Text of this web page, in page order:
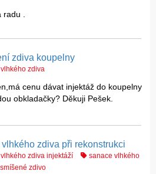
radu .
zdiva koupelny
zdiva
cenu dávat injektáž do koupelny
obkladačky? Děkuji Pešek.
zdiva při rekonstrukci
zdiva injektáží
sanace vlhkého
smíšené zdivo